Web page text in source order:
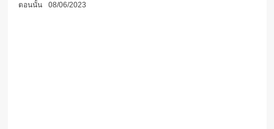
ตอนนั้น 08/06/2023